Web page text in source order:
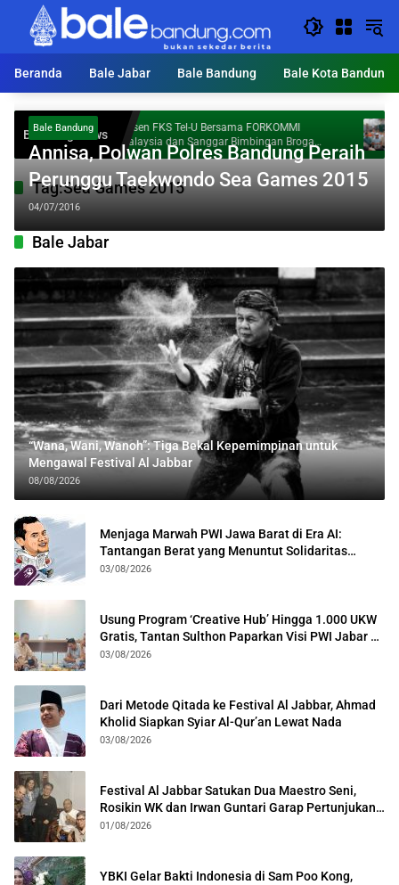
Langsung
konten
Beranda
Bale Jabar Bale Bandung Bale Kota Bandung
Breaking NewsDosen FKS Tel-U Bersama FORKOMMI
Malaysia dan Sanggar Bimbingan Broga
Perkuat Kolaborasi Internasional melalui
Pengabdian kepada Masyarakat
KDS
Ton
Tag:Sea Games 2015
Bale Bandung
Annisa, Polwan Polres Bandung Peraih
Perunggu Taekwondo Sea Games 2015
04/07/2016
Bale Jabar
“Wana, Wani, Wanoh”: Tiga Bekal Kepemimpinan untuk
Mengawal Festival Al Jabbar
08/08/2026
Menjaga Marwah PWI Jawa Barat di Era AI:
Tantangan Berat yang Menuntut Solidaritas
Lintas Generasi
03/08/2026
Usung Program ‘Creative Hub’ Hingga 1.000 UKW
Gratis, Tantan Sulthon Paparkan Visi PWI Jabar di
Kota Bogor
03/08/2026
Dari Metode Qitada ke Festival Al Jabbar, Ahmad
Kholid Siapkan Syiar Al-Qur’an Lewat Nada
03/08/2026
Festival Al Jabbar Satukan Dua Maestro Seni,
Rosikin WK dan Irwan Guntari Garap Pertunjukan
Kolosal
01/08/2026
YBKI Gelar Bakti Indonesia di Sam Poo Kong,